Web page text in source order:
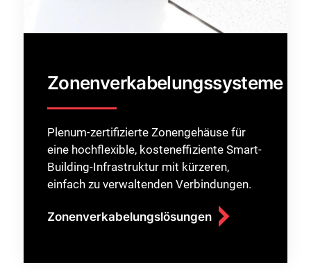
Zonenverkabelungssysteme
Plenum-zertifizierte Zonengehäuse für
eine hochflexible, kosteneffiziente Smart-
Building-Infrastruktur mit kürzeren,
einfach zu verwaltenden Verbindungen.
Zonenverkabelungslösungen